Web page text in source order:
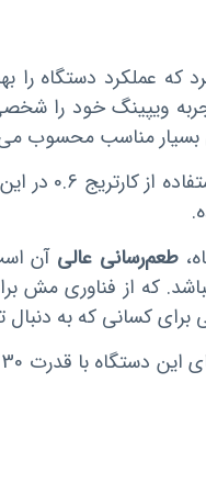
که عملکرد دستگاه را
ویپینگ خود را
بسیار مناسب محسوب
با توجه به
طعم‌رسانی عالی
که از فناوری مش
برای کسانی که به